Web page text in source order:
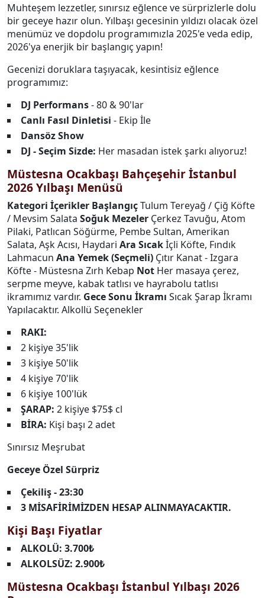
Muhteşem lezzetler, sınırsız eğlence ve sürprizlerle dolu
bir geceye hazır olun. Yılbaşı gecesinin yıldızı olacak özel
menümüz ve dopdolu programımızla 2025'e veda edip,
2026'ya enerjik bir başlangıç yapın!
Gecenizi doruklara taşıyacak, kesintisiz eğlence
programımız:
DJ Performans- 80 & 90'lar
Canlı Fasıl Dinletisi - Ekip İle
Dansöz Show
DJ - Seçim Sizde: Her masadan istek şarkı alıyoruz!
Müstesna Ocakbaşı Bahçeşehir İstanbul
2026 Yılbaşı Menüsü
Kategori İçerikler BaşlangıçTulum Tereyağ / Çiğ Köfte
/ Mevsim Salata Soğuk Mezeler Çerkez Tavuğu, Atom
Pilaki, Patlıcan Söğürme, Pembe Sultan, Amerikan
Salata, Aşk Acısı, Haydari Ara Sıcakİçli Köfte, Fındık
Lahmacun Ana Yemek (Seçmeli) Çıtır Kanat - Izgara
Köfte - Müstesna Zırh Kebap Not Her masaya çerez,
serpme meyve, kabak tatlısı ve hayrabolu tatlısı
ikramımız vardır. Gece Sonu İkramı Sıcak Şarap İkramı
Yapılacaktır. Alkollü Seçenekler
RAKI:
2 kişiye 35'lik
3 kişiye 50'lik
4 kişiye 70'lik
6 kişiye 100'lük
ŞARAP: 2 kişiye $75$ cl
BİRA: Kişi başı 2 adet
Sınırsız Meşrubat
Geceye Özel Sürpriz
Çekiliş - 23:30
3 MİSAFİRİMİZDEN HESAP ALINMAYACAKTIR.
Kişi Başı Fiyatlar
ALKOLÜ: 3.700₺
ALKOLSÜZ: 2.900₺
Müstesna Ocakbaşı İstanbul Yılbaşı 2026